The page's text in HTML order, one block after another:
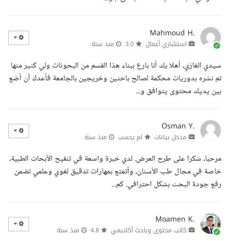
Mahmoud H.
استشاري أعمال منذ سنة
سيدي الغازي، أهلا بك أنا بارع ببناء هذا القسم من البحوثات ولي كثير منها
تم نشره بدوريات محكمة لصالح باحثين وخريجين بالجامعة فأعدك أن أضع
بين يديك محتوى يتوافق و...
Osman Y.
مدخل بيانات لم يحسب منذ سنة
مرحبا، شكرا على طرح العرض. لدي خبرة واسعة في تنقيح الأبحاث الطبية،
خاصة في مجال طب الأسنان، وأتمتع بمهارات تدقيق لغوي وعلمي تضمن
رفع جودة البحث بشكل احترافي. كم...
Moamen K.
كاتب محتوى وباحث أكاديمي منذ سنة